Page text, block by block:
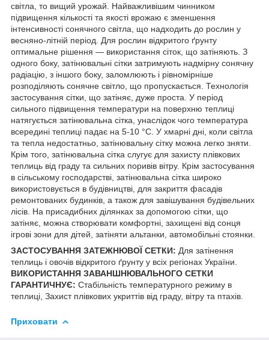
світла, то вищий урожай. Найважливішим чинником
підвищення кількості та якості врожаю є зменшення
інтенсивності сонячного світла, що надходить до рослин у
весняно-літній період. Для рослин відкритого ґрунту
оптимальне рішення — використання сіток, що затіняють. З
одного боку, затінювальні сітки затримують надмірну сонячну
радіацію, з іншого боку, заломлюють і рівномірніше
розподіляють сонячне світло, що пропускається. Технологія
застосування сітки, що затіняє, дуже проста. У період
сильного підвищення температури на поверхню теплиці
натягується затінювальна сітка, унаслідок чого температура
всередині теплиці падає на 5-10 °C. У хмарні дні, коли світла
та тепла недостатньо, затінювальну сітку можна легко зняти.
Крім того, затінювальна сітка слугує для захисту плівкових
теплиць від граду та сильних поривів вітру. Крім застосування
в сільському господарстві, затінювальна сітка широко
використовується в будівництві, для закриття фасадів
ремонтованих будинків, а також для завішування будівельних
лісів. На присадибних ділянках за допомогою сітки, що
затіняє, можна створювати комфортні, захищені від сонця
ігрові зони для дітей, затіняти альтанки, автомобільні стоянки.
ЗАСТОСУВАННЯ ЗАТЕЖНЮВОЇ СЕТКИ: Для затінення
теплиць і овочів відкритого ґрунту у всіх регіонах України.
ВИКОРИСТАННЯ ЗАВАНШНЮВАЛЬНОГО СЕТКИ
ГАРАНТИЧНУЄ: Стабільність температурного режиму в
теплиці, Захист плівкових укриттів від граду, вітру та птахів.
Приховати